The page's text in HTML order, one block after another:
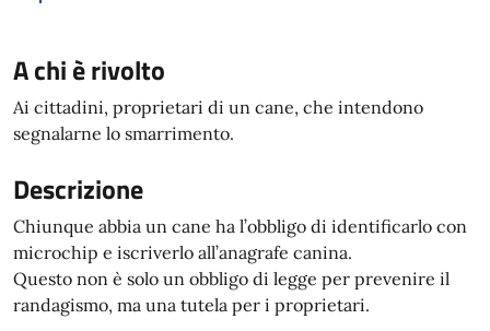
A chi è rivolto
Ai cittadini, proprietari di un cane, che intendono
segnalarne lo smarrimento.
Descrizione
Chiunque abbia un cane ha l’obbligo di identificarlo con
microchip e iscriverlo all’anagrafe canina.
Questo non è solo un obbligo di legge per prevenire il
randagismo, ma una tutela per i proprietari.